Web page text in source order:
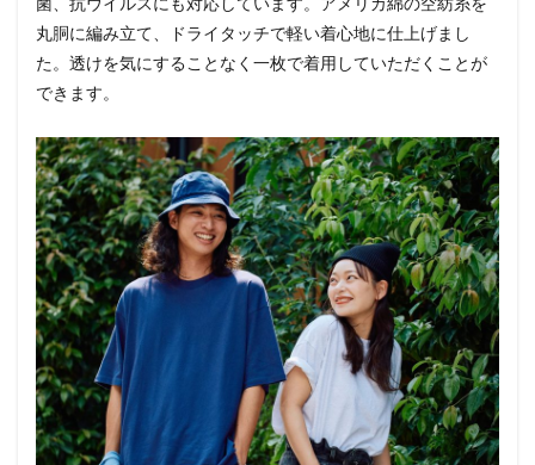
丸胴に編み立て、ドライタッチで軽い着心地に仕上げまし
た。透けを気にすることなく一枚で着用していただくことが
できます。